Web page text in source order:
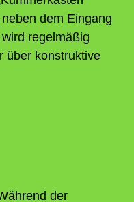
dem Eingang
regelmäßig
über konstruktive
der